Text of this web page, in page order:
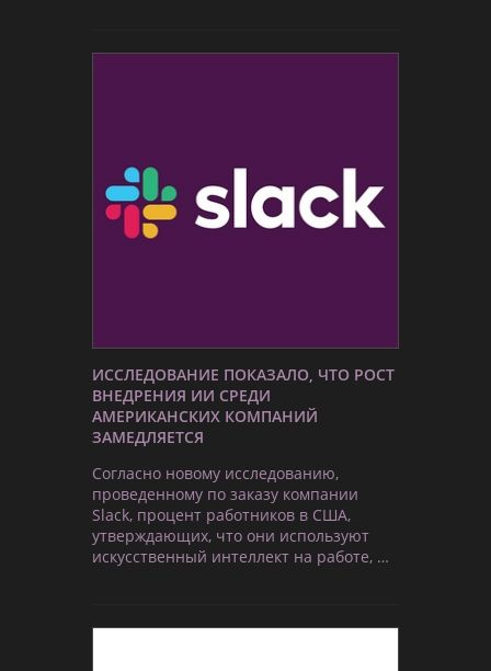
ИССЛЕДОВАНИЕ ПОКАЗАЛО, ЧТО РОСТ
ВНЕДРЕНИЯ ИИ СРЕДИ
АМЕРИКАНСКИХ КОМПАНИЙ
ЗАМЕДЛЯЕТСЯ
Согласно новому исследованию,
проведенному по заказу компании
Slack, процент работников в США,
утверждающих, что они используют
искусственный интеллект на работе, …